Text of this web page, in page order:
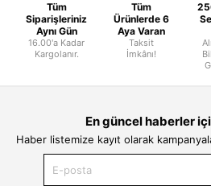
Tüm
Siparişleriniz
Aynı Gün
16.00'a Kadar
Kargolanır.
Tüm
Ürünlerde 6
Aya Varan
Taksit
İmkânı!
En güncel haberler
Haber listemize kayıt olarak